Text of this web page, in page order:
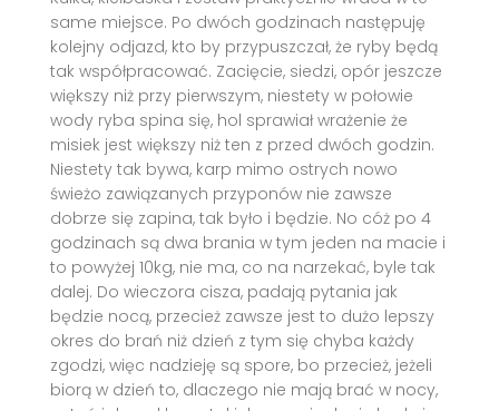
same miejsce. Po dwóch godzinach następuję
kolejny odjazd, kto by przypuszczał, że ryby będą
tak współpracować. Zacięcie, siedzi, opór jeszcze
większy niż przy pierwszym, niestety w połowie
wody ryba spina się, hol sprawiał wrażenie że
misiek jest większy niż ten z przed dwóch godzin.
Niestety tak bywa, karp mimo ostrych nowo
świeżo zawiązanych przyponów nie zawsze
dobrze się zapina, tak było i będzie. No cóż po 4
godzinach są dwa brania w tym jeden na macie i
to powyżej 10kg, nie ma, co na narzekać, byle tak
dalej. Do wieczora cisza, padają pytania jak
będzie nocą, przecież zawsze jest to dużo lepszy
okres do brań niż dzień z tym się chyba każdy
zgodzi, więc nadzieję są spore, bo przecież, jeżeli
biorą w dzień to, dlaczego nie mają brać w nocy,